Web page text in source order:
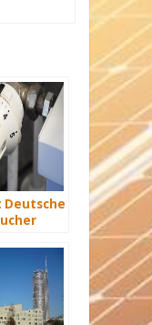
Deutsche
Euro